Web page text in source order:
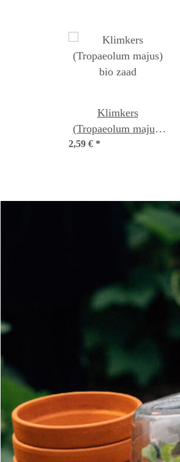
Klimkers
(Tropaeolum majus)
bio zaad
2,59 € *